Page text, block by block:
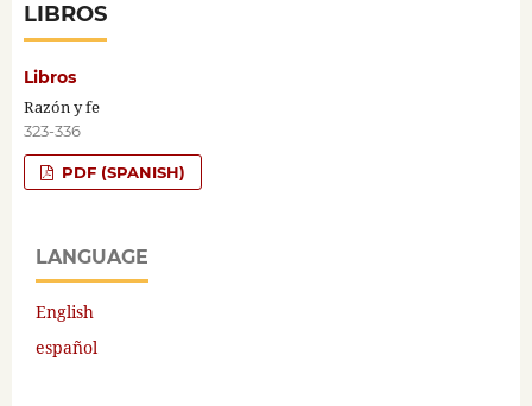
LIBROS
Libros
Razón y fe
323-336
PDF (SPANISH)
LANGUAGE
English
español